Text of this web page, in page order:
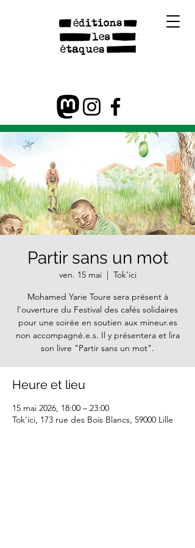
Partir sans un mot
ven. 15 mai
  |
Tok'ici
Mohamed Yarie Toure sera présent à
l'ouverture du Festival des cafés solidaires
pour une soirée en soutien aux mineur.es
non accompagné.e.s. Il y présentera et lira
son livre "Partir sans un mot".
Heure et lieu
15 mai 2026, 18:00 – 23:00
Tok'ici, 173 rue des Bois Blancs, 59000 Lille